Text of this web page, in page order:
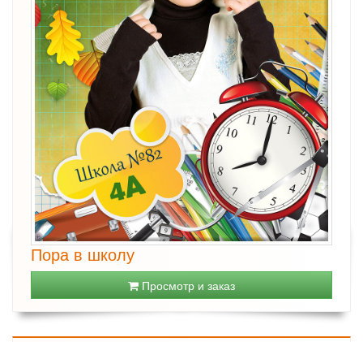
Пора в школу
Просмотр и заказ